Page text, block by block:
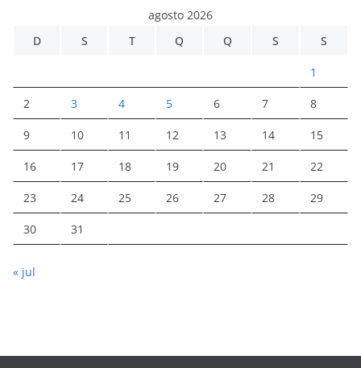
agosto 2026
D
S T Q Q S S
1
2 3 4 5 6 7 8
9 10 11 12 13 14 15
16 17 18 19 20 21 22
23 24 25 26 27 28 29
30 31
« jul